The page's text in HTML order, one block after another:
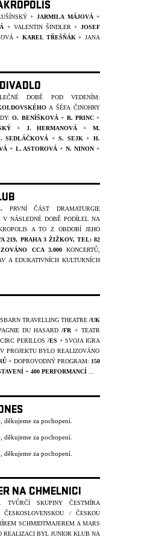
+JARMILA MÁJOVÁ+
+ VALENTIN ŠINDLER +JOSEF
+KAREL TŘEŠŇÁK + JANA
DOBĚ POD VEDENÍM:
A ŠÉFA ČINOHRY
O. BENÍŠKOVÁ+ R. PRINC+
+ J. HERMANOVÁ +M.
SEDLÁČKOVÁ +S. SEJK +H.
+ L. ASTOROVÁ +N. NINON +
PRVNÍ ČÁST DRAMATURGIE
NÁSLEDNÉ DOBĚ PODÍLEL NA
A TO Z OBDOBÍ JEHO
219, PRAHA 3 ŽIŽKOV, TEL: 82
CCA 3.000KONCERTŮ,
A EDUKATIVNÍCH KULTURNÍCH
TRAVELLING THEATRE /UK
DU HASARD /FR + TEATR
PERILLOS /ES + SVOJA IGRA
PROJEKTU BYLO REALIZOVÁNO
+ DOPROVODNÝ PROGRAM: 150
+ 400 PERFORMANCÍ
za pochopení.
za pochopení.
za pochopení.
NA CHMELNICI
SKUPINY ČESTMÍRA
/ ČESKOU
SCHMIDTMAJEREM A MARS
REALIZACI BYL JUNIOR KLUB NA